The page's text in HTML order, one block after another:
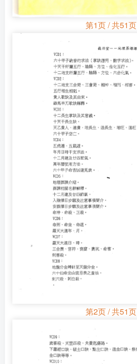
第1页 / 共51页
第2页 / 共51页